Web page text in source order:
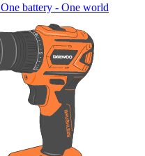
One battery - One world